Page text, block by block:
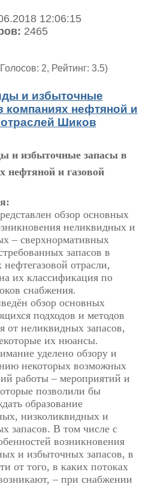
12:06:15
2465
2, Рейтинг: 3.5)
и избыточные
компаниях нефтяной и
отраслей Шиков
и избыточные запасы в
нефтяной и газовой
обзор основных
неликвидных и
‒ сверхнормативных
запасов в
отрасли,
их классификация по
снабжения.
обзор основных
подходов и методов
от неликвидных запасов,
их нюансы.
уделено обзору и
некоторых возможных
работы ‒ мероприятий и
позволили бы
образование
низколиквидных и
запасов. В том числе с
возникновения
и избыточных запасов, в
от того, в каких потоках
‒ при снабжении